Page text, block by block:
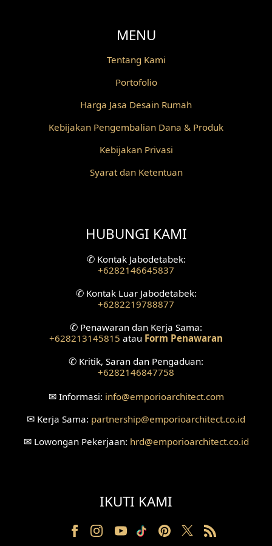
MENU
Tentang Kami
Portofolio
Harga Jasa Desain Rumah
Kebijakan Pengembalian Dana & Produk
Kebijakan Privasi
Syarat dan Ketentuan
HUBUNGI KAMI
✆Kontak Jabodetabek:
+6282146645837
✆Kontak Luar Jabodetabek:
+6282219788877
✆ Penawaran dan Kerja Sama:
+628213145815 atau Form Penawaran
✆ Kritik, Saran dan Pengaduan:
+6282146847758
✉Informasi: info@emporioarchitect.com
✉ Kerja Sama: partnership@emporioarchitect.co.id
✉Lowongan Pekerjaan: hrd@emporioarchitect.co.id
IKUTI KAMI